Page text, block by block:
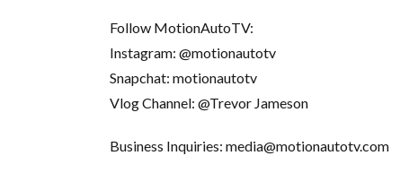
Follow MotionAutoTV:
Instagram: @motionautotv
Snapchat: motionautotv
Vlog Channel: @Trevor Jameson
Business Inquiries: media@motionautotv.com